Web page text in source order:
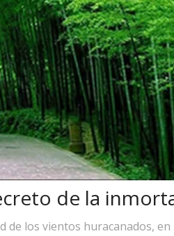
de la
de los vientos huracanados,